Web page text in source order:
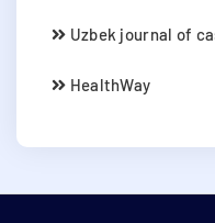
Uzbek journal of
HealthWay